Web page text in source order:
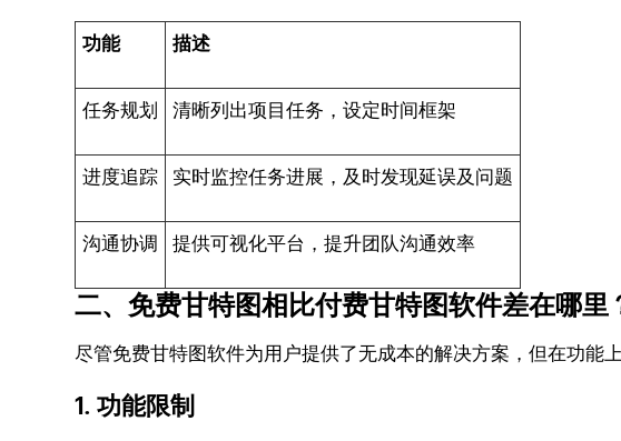
功能 描述
任务规划 清晰列出项目任务，设定时间框架
进度追踪 实时监控任务进展，及时发现延误及问题
沟通协调 提供可视化平台，提升团队沟通效率
二、免费甘特图相比付费甘特图软件差在哪里
尽管免费甘特图软件为用户提供了无成本的解决方案，但在功能
1. 功能限制